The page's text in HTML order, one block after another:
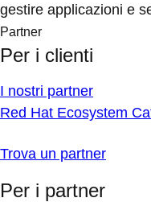
gestire applicazioni e
Partner
Per i clienti
I nostri partner
Red Hat Ecosystem
Trova un partner
Per i partner